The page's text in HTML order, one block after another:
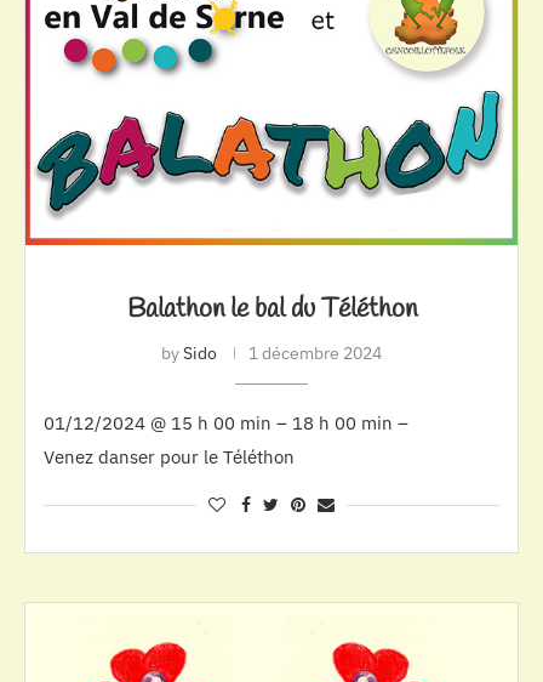
Balathon le bal du Téléthon
bySido 1 décembre 2024
01/12/2024 @ 15 h 00 min – 18 h 00 min –
Venez danser pour le Téléthon